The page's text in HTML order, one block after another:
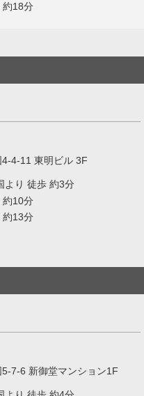
約18分
4-11 東明ビル 3F
より 徒歩 約3分
約10分
約13分
7-6 新御堂マンション1F